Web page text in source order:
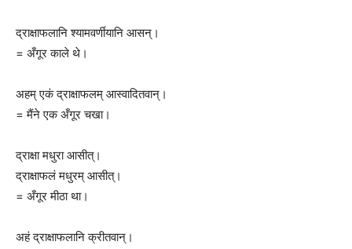
द्राक्षाफलानि श्यामवर्णीयानि आसन्।
= अँगूर काले थे।
अहम् एकं द्राक्षाफलम् आस्वादितवान्।
= मैंने एक अँगूर चखा।
द्राक्षा मधुरा आसीत्।
द्राक्षाफलं मधुरम् आसीत्।
= अँगूर मीठा था।
अहं द्राक्षाफलानि क्रीतवान्।